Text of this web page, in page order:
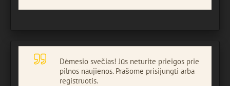
Dėmesio svečias! Jūs neturite prieigos prie
pilnos naujienos. Prašome prisijungti arba
registruotis.